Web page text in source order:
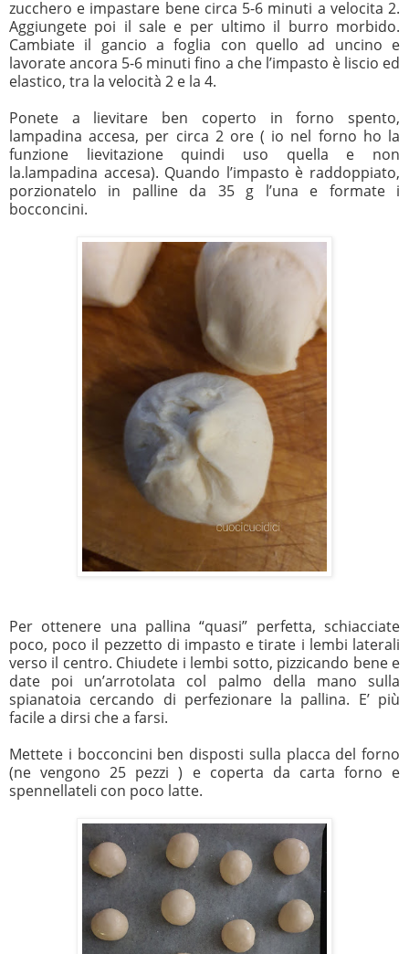
zucchero e impastare bene circa 5-6 minuti a velocita 2.
Aggiungete poi il sale e per ultimo il burro morbido.
Cambiate il gancio a foglia con quello ad uncino e
lavorate ancora 5-6 minuti fino a che l’impasto è liscio ed
elastico, tra la velocità 2 e la 4.
Ponete a lievitare ben coperto in forno spento,
lampadina accesa, per circa 2 ore ( io nel forno ho la
funzione lievitazione quindi uso quella e non
la.lampadina accesa). Quando l’impasto è raddoppiato,
porzionatelo in palline da 35 g l’una e formate i
bocconcini.
Per ottenere una pallina “quasi” perfetta, schiacciate
poco, poco il pezzetto di impasto e tirate i lembi laterali
verso il centro. Chiudete i lembi sotto, pizzicando bene e
date poi un’arrotolata col palmo della mano sulla
spianatoia cercando di perfezionare la pallina. E’ più
facile a dirsi che a farsi.
Mettete i bocconcini ben disposti sulla placca del forno
(ne vengono 25 pezzi ) e coperta da carta forno e
spennellateli con poco latte.